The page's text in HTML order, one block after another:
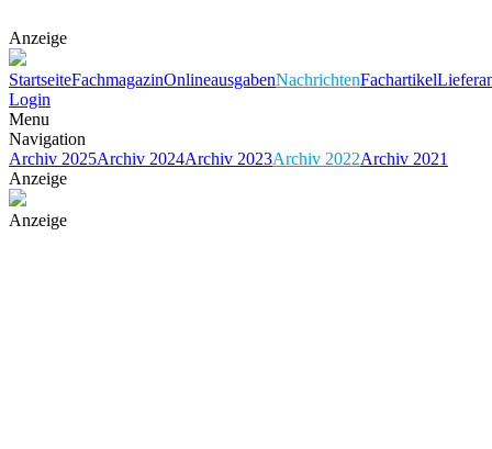
Anzeige
StartseiteFachmagazinOnlineausgabenNachrichtenFachartikel
Login
Menu
Navigation
Archiv 2025Archiv 2024Archiv 2023Archiv 2022Archiv 2021
Anzeige
Anzeige